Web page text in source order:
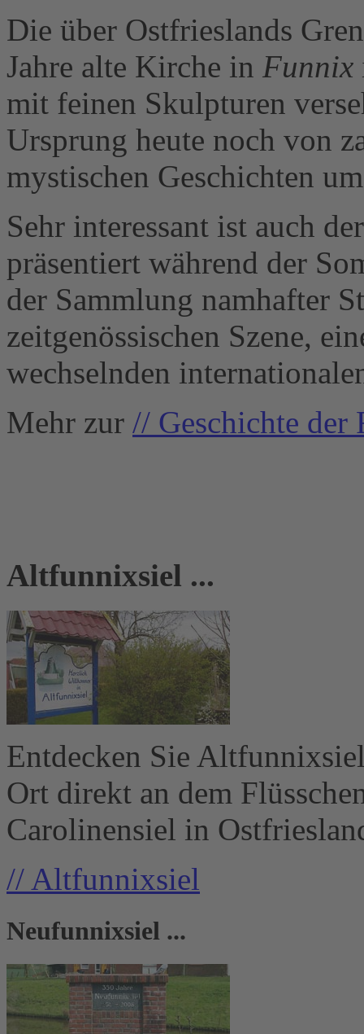
Die über Ostfrieslands
Jahre alte Kirche in Funnix
mit feinen Skulpturen
Ursprung heute noch von
mystischen Geschichten
Sehr interessant ist auch
präsentiert während der
der Sammlung namhafter
zeitgenössischen Szene,
wechselnden
Mehr zur // Geschichte der
Altfunnixsiel ...
Entdecken Sie
Ort direkt an dem
Carolinensiel in
// Altfunnixsiel
Neufunnixsiel ...